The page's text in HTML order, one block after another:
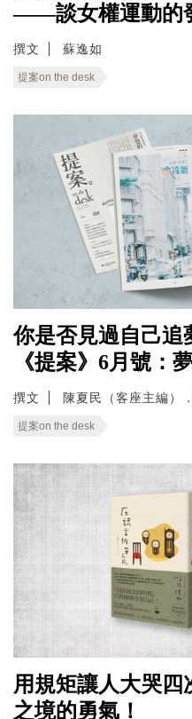
——談女權運動的
撰文 蘇逸如
提案on the desk
你是否見過自己
《提案》6月號：
撰文 陳夏民（客座主編）
提案on the desk
用規矩讓人大哭四
之境的勇氣！